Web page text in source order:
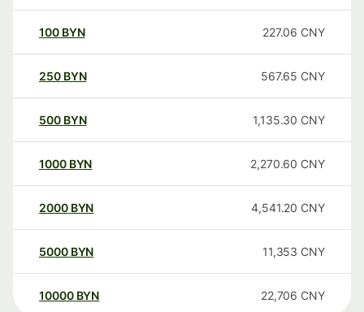
100 BYN 227.06 CNY
250 BYN 567.65 CNY
500 BYN 1,135.30 CNY
1000 BYN 2,270.60 CNY
2000 BYN 4,541.20 CNY
5000 BYN 11,353 CNY
10000 BYN 22,706 CNY